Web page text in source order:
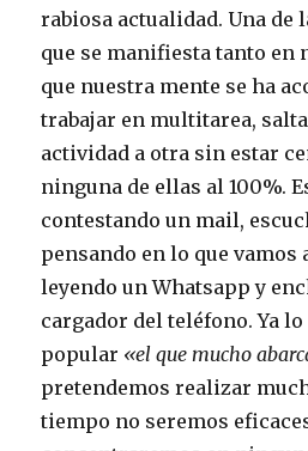
rabiosa actualidad. Una de
que se manifiesta tanto en
que nuestra mente se ha
trabajar en multitarea,
actividad a otra sin estar
ninguna de ellas al 100%.
contestando un mail,
pensando en lo que vamos
leyendo un Whatsapp y
cargador del teléfono. Ya
popular «el que mucho
pretendemos realizar
tiempo no seremos